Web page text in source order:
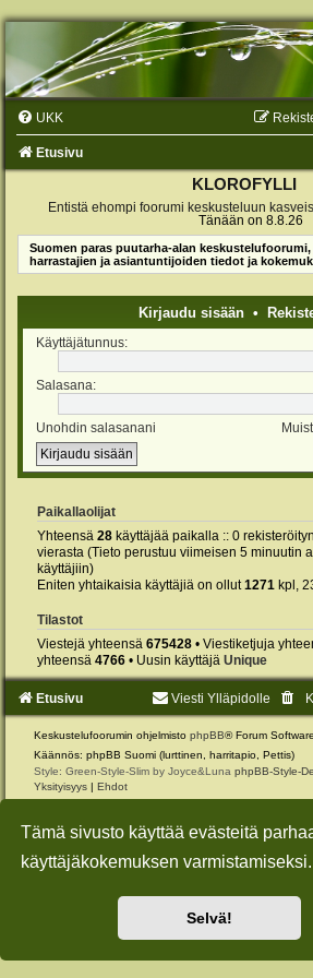
Tämä sivusto käyttää evästeitä
käyttäjäkokemuksen varmistamiseksi.
Selvä!
UKK
Etusivu
KLOROFYLLI
Entistä ehompi foorumi keskusteluun
Tänään on 8.8.26
Suomen paras puutarha-alan
harrastajien ja asiantuntijoiden tiedot ja
Kirjaudu sisään•
Käyttäjätunnus:
Salasana:
Unohdin salasanani
Paikallaolijat
Yhteensä 28 käyttäjää paikalla :: 0
vierasta (Tieto perustuu viimeisen 5 minuutin
käyttäjiin)
Eniten yhtaikaisia käyttäjiä on ollut1271 kpl,
Tilastot
Viestejä yhteensä 675428 • Viestiketjuja
yhteensä 4766 • Uusin käyttäjä Unique
Etusivu Viesti Ylläpidolle
Keskustelufoorumin ohjelmisto phpBB® Forum
Käännös: phpBB Suomi (lurttinen, harritapio, Pettis)
Style: Green-Style-Slim by Joyce&Luna phpBB-Style-
Yksityisyys | Ehdot